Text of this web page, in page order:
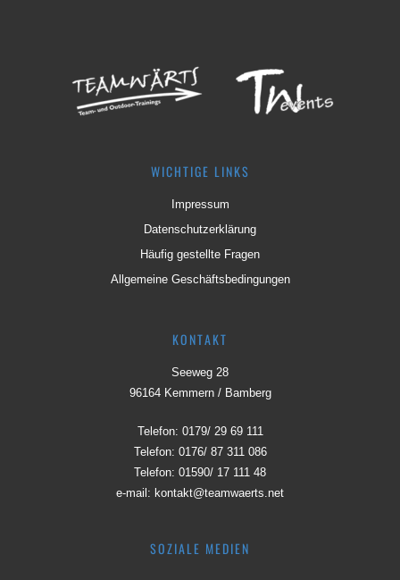
WICHTIGE LINKS
Impressum
Datenschutzerklärung
Häufig gestellte Fragen
Allgemeine Geschäftsbedingungen
KONTAKT
Seeweg 28
96164 Kemmern / Bamberg
Telefon: 0179/ 29 69 111
Telefon: 0176/ 87 311 086
Telefon: 01590/ 17 111 48
e-mail: kontakt@teamwaerts.net
SOZIALE MEDIEN